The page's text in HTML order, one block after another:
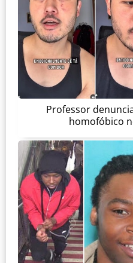
Professor
homofóbico